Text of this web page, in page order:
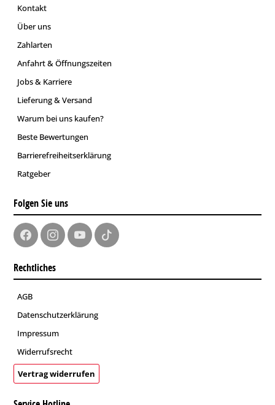
Kontakt
Über uns
Zahlarten
Anfahrt & Öffnungszeiten
Jobs & Karriere
Lieferung & Versand
Warum bei uns kaufen?
Beste Bewertungen
Barrierefreiheitserklärung
Ratgeber
Folgen Sie uns
Rechtliches
AGB
Datenschutzerklärung
Impressum
Widerrufsrecht
Vertrag widerrufen